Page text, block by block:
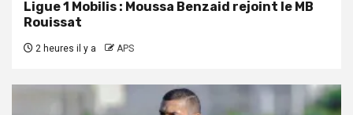
Ligue 1 Mobilis : Moussa Benzaid rejoint le MB
Rouissat
2 heures il y a APS